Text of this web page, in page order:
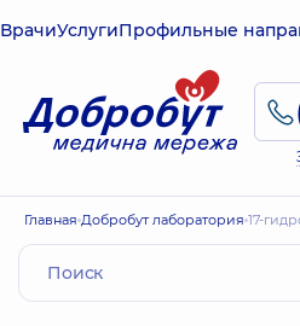
ВрачиУслугиПрофильные
Главная Добробут лаборатория 17-